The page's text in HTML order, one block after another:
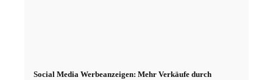
Social Media Werbeanzeigen: Mehr Verkäufe durch